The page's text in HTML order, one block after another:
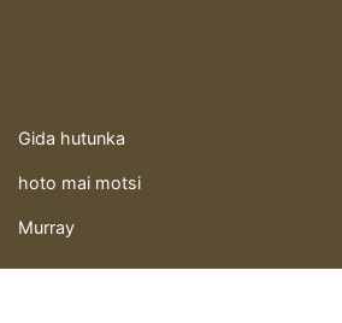
Gida hutunka
hoto mai motsi
Murray